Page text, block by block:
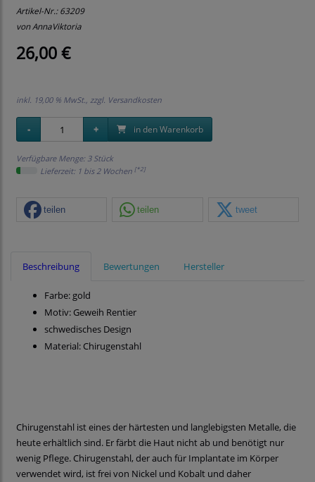
Artikel-Nr.:63209
von AnnaViktoria
26,00 €
inkl. 19,00 % MwSt., zzgl. Versandkosten
in den Warenkorb
Verfügbare Menge: 3 Stück
Lieferzeit: 1 bis 2 Wochen [*2]
teilen teilen tweet
Beschreibung Bewertungen Hersteller
Farbe: gold
Motiv: Geweih Rentier
schwedisches Design
Material: Chirugenstahl
Chirugenstahl ist eines der härtesten und langlebigsten Metalle, die
heute erhältlich sind. Er färbt die Haut nicht ab und benötigt nur
wenig Pflege. Chirugenstahl, der auch für Implantate im Körper
verwendet wird, ist frei von Nickel und Kobalt und daher